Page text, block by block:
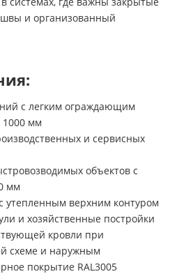
и организованный
с легким ограждающим
1000 мм
и сервисных
объектов с
мм
утепленным верхним контуром
и хозяйственные постройки
кровли при
схеме и наружным
покрытие RAL3005